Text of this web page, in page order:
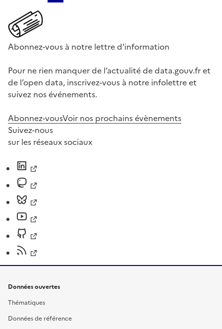
Abonnez-vous à notre lettre d'information
Pour ne rien manquer de l’actualité de data.gouv.fr et
de l’open data, inscrivez-vous à notre infolettre et
suivez nos événements.
Abonnez-vousVoir nos prochains évènements
Suivez-nous
sur les réseaux sociaux
Données ouvertes
Thématiques
Données de référence